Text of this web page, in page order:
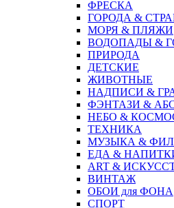
ФРЕСКА
ГОРОДА &
МОРЯ & ПЛЯЖИ
ВОДОПАДЫ &
ПРИРОДА
ДЕТСКИЕ
ЖИВОТНЫЕ
НАДПИСИ &
ФЭНТАЗИ &
НЕБО &
ТЕХНИКА
МУЗЫКА &
ЕДА &
ART &
ВИНТАЖ
ОБОИ для ФОНА
СПОРТ